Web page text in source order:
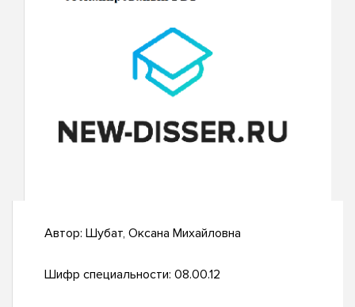
Автор: Шубат, Оксана Михайловна
Шифр специальности: 08.00.12